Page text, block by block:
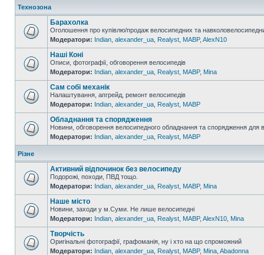
Технозона
Барахолка
Оголошення про купівлю/продаж велосипедних та
Модератори: Indian alexander_ua Realyst MABP, AlexN10
Наші Коні
Описи, фотографії, обговорення велосипедів
Модератори: Indian alexander_ua Realyst MABP, Mina
Сам собі механік
Налаштування, апгрейд, ремонт велосипедів
Модератори: Indian alexander_ua Realyst MABP
Обладнання та спорядження
Новини, обговорення велосипедного обладнання та спорядження для
Модератори: Indian alexander_ua Realyst MABP
Різне
Активний відпочинок без велосипеду
Подорожі, походи, ПВД тощо.
Модератори: Indian alexander_ua Realyst MABP, Mina
Наше місто
Новини, заходи у м.Суми. Не лише велосипедні
Модератори: Indian alexander_ua Realyst MABP, AlexN10 Mina
Творчість
Оригінальні фотографії, графоманія, ну і хто на що спроможний
Модератори: Indian alexander_ua Realyst MABP, Mina Abadonna